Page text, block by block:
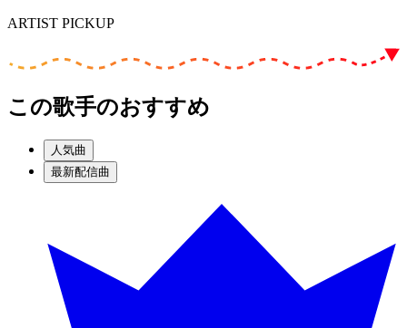
ARTIST PICKUP
この歌手のおすすめ
人気曲
最新配信曲